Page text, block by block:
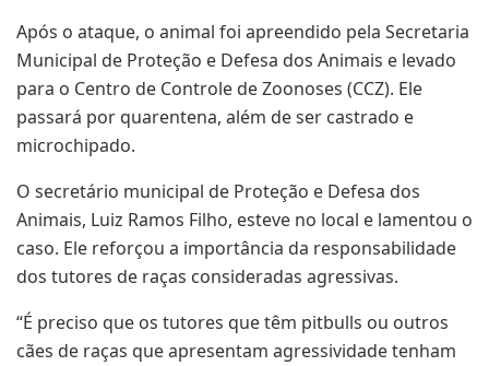
Após o ataque, o animal foi apreendido pela Secretaria
Municipal de Proteção e Defesa dos Animais e levado
para o Centro de Controle de Zoonoses (CCZ). Ele
passará por quarentena, além de ser castrado e
microchipado.
O secretário municipal de Proteção e Defesa dos
Animais, Luiz Ramos Filho, esteve no local e lamentou o
caso. Ele reforçou a importância da responsabilidade
dos tutores de raças consideradas agressivas.
“É preciso que os tutores que têm pitbulls ou outros
cães de raças que apresentam agressividade tenham